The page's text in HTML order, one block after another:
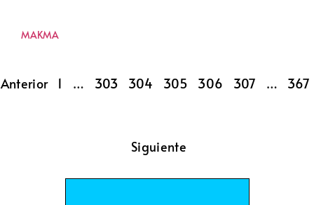
MAKMA
Anterior 1 … 303 304 305 306 307 … 367
Siguiente